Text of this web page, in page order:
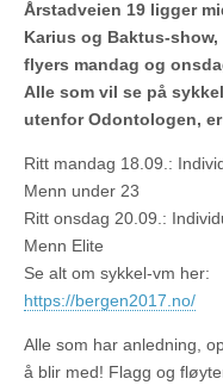
Årstadveien 19 ligger
Karius og Baktus-
flyers mandag og
Alle som vil se på
utenfor Odontologen,
Ritt mandag 18.09.:
Menn under 23
Ritt onsdag 20.09.:
Menn Elite
Se alt om sykkel-vm her:
https://bergen2017.no/
Alle som har anledning,
å blir med! Flagg og